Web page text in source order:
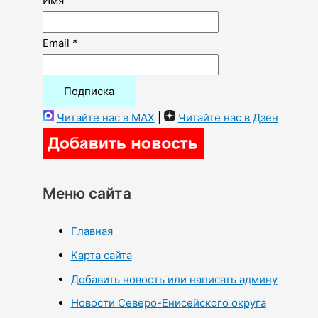
Email *
Читайте нас в MAX Читайте нас в Дзен
Меню сайта
Главная
Карта сайта
Добавить новость или написать админу
Новости Северо-Енисейского округа